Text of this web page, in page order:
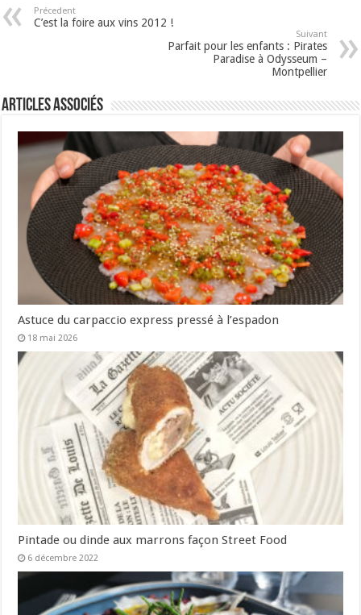
Précedent
C’est la foire aux vins 2012 !
Suivant
Parfait pour les enfants : Pirates
Paradise à Odysseum –
Montpellier
Articles associés
Astuce du carpaccio express pressé à l’espadon
18 mai 2026
Pintade ou dinde aux marrons façon Street Food
6 décembre 2022